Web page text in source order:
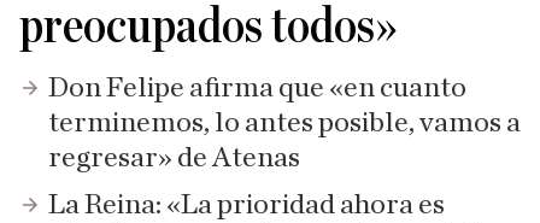
preocupados todos»
Don Felipe afirma que «en cuanto
terminemos, lo antes posible, vamos a
regresar» de Atenas
La Reina: «La prioridad ahora es